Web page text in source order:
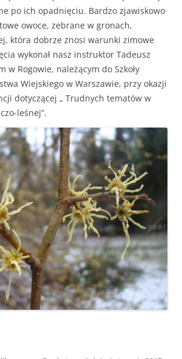
po ich opadnięciu. Bardzo zjawiskowo
owoce, zebrane w gronach,
która dobrze znosi warunki zimowe
wykonał nasz instruktor Tadeusz
w Rogowie, należącym do Szkoły
Wiejskiego w Warszawie, przy okazji
dotyczącej „ Trudnych tematów w
leśnej”.